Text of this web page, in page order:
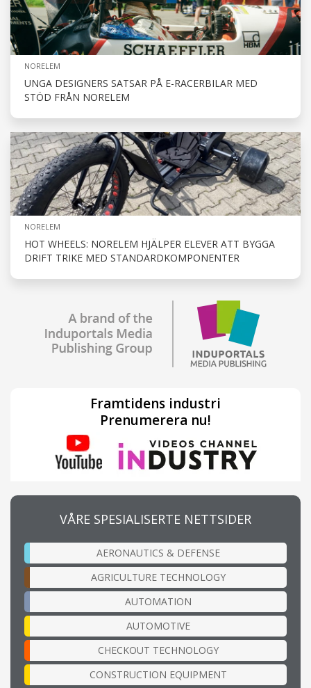
NORELEM
UNGA DESIGNERS SATSAR PÅ E-RACERBILAR MED
STÖD FRÅN NORELEM
NORELEM
HOT WHEELS: NORELEM HJÄLPER ELEVER ATT BYGGA
DRIFT TRIKE MED STANDARDKOMPONENTER
Framtidens industri
Prenumerera nu!
VÅRE SPESIALISERTE NETTSIDER
AERONAUTICS & DEFENSE
AGRICULTURE TECHNOLOGY
AUTOMATION
AUTOMOTIVE
CHECKOUT TECHNOLOGY
CONSTRUCTION EQUIPMENT